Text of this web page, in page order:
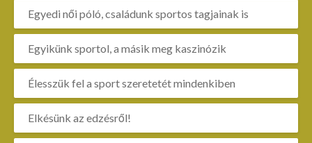
Egyedi női póló, családunk sportos tagjainak is
Egyikünk sportol, a másik meg kaszinózik
Élesszük fel a sport szeretetét mindenkiben
Elkésünk az edzésről!